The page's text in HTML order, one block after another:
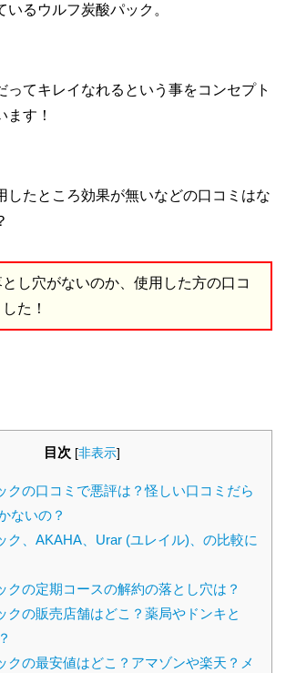
いるウルフ炭酸パック。
ってキレイなれるという事をコンセプト
ます！
したところ効果が無いなどの口コミはな
し穴がないのか、使用した方の口コ
た！
目次 [非表示]
クの口コミで悪評は？怪しい口コミだら
ないの？
ク、AKAHA、Urar (ユレイル)、の比較に
クの定期コースの解約の落とし穴は？
クの販売店舗はどこ？薬局やドンキと
クの最安値はどこ？アマゾンや楽天？メ